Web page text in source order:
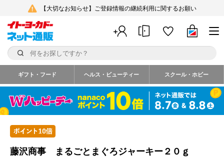
【大切なお知らせ】ご登録情報の継続利用に関するお願い
ギフト・フード ヘルス・ビューティー スクール・ホビー
藤沢商事 まるごとまぐろジャーキー２０ｇ